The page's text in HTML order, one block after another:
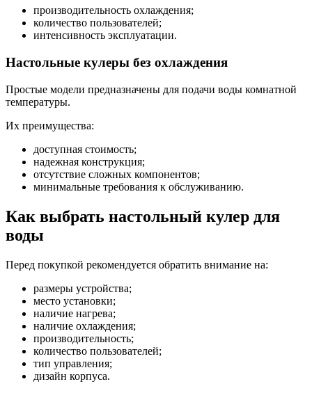
производительность охлаждения;
количество пользователей;
интенсивность эксплуатации.
Настольные кулеры без охлаждения
Простые модели предназначены для подачи воды комнатной
температуры.
Их преимущества:
доступная стоимость;
надежная конструкция;
отсутствие сложных компонентов;
минимальные требования к обслуживанию.
Как выбрать настольный кулер для
воды
Перед покупкой рекомендуется обратить внимание на:
размеры устройства;
место установки;
наличие нагрева;
наличие охлаждения;
производительность;
количество пользователей;
тип управления;
дизайн корпуса.